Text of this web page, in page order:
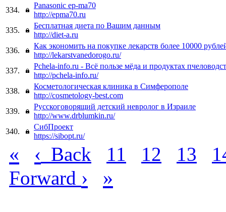
334.
Panasonic ep-ma70
http://epma70.ru
335.
Бесплатная диета по Вашим данным
http://diet-a.ru
336.
Как экономить на покупке лекарств более 10000
http://lekarstvanedorogo.ru/
337.
Pchela-info.ru - Всё пользе мёда и продуктах
http://pchela-info.ru/
338.
Косметологическая клиника в Симферополе
http://cosmetology-best.com
339.
Русскоговорящий детский невролог в Израиле
http://www.drblumkin.ru/
340.
СибПроект
https://sibopt.ru/
« ‹ Back 11 12 13
Forward › »